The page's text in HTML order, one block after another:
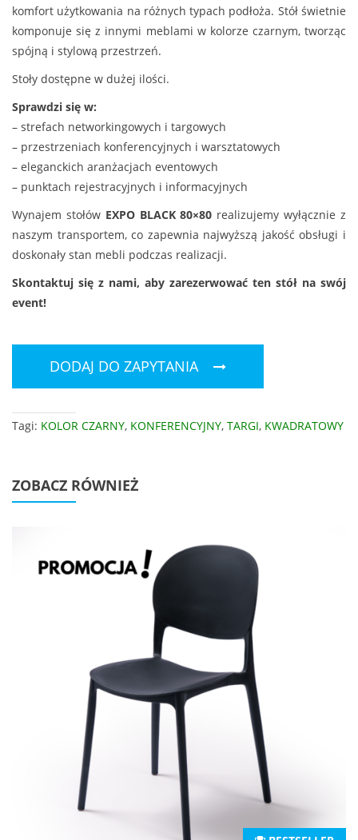
komfort użytkowania na różnych typach podłoża. Stół świetnie
komponuje się z innymi meblami w kolorze czarnym, tworząc
spójną i stylową przestrzeń.
Stoły dostępne w dużej ilości.
Sprawdzi się w:
– strefach networkingowych i targowych
– przestrzeniach konferencyjnych i warsztatowych
– eleganckich aranżacjach eventowych
– punktach rejestracyjnych i informacyjnych
Wynajem stołów EXPO BLACK 80×80 realizujemy wyłącznie z
naszym transportem, co zapewnia najwyższą jakość obsługi i
doskonały stan mebli podczas realizacji.
Skontaktuj się z nami, aby zarezerwować ten stół na swój
event!
DODAJ DO ZAPYTANIA
Tagi: KOLOR CZARNY, KONFERENCYJNY, TARGI, KWADRATOWY
ZOBACZ RÓWNIEŻ